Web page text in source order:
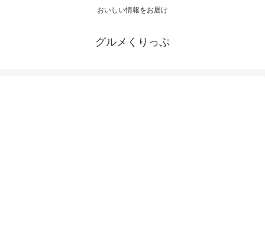
おいしい情報をお届け
グルメくりっぷ